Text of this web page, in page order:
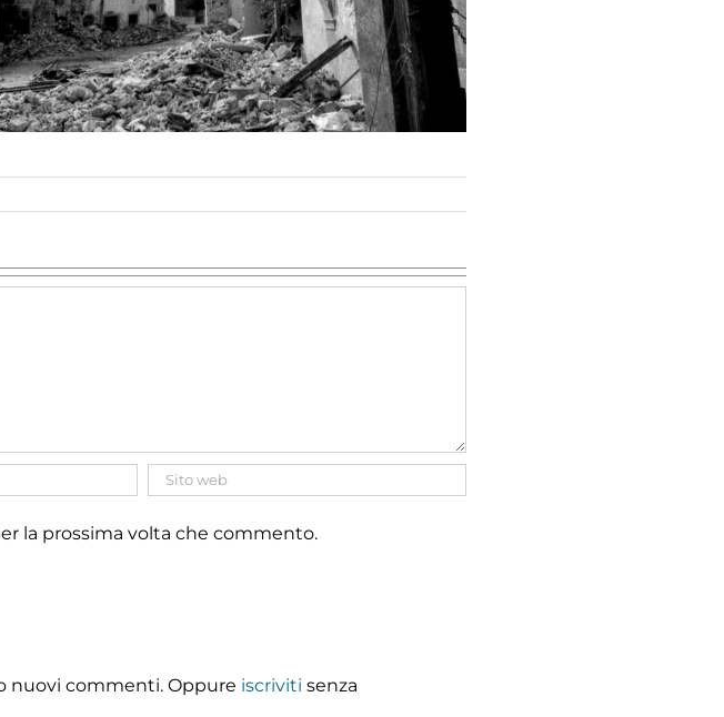
la prossima volta che commento.
nuovi commenti. Oppure iscriviti senza